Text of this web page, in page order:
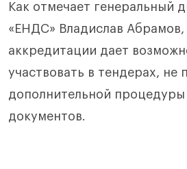
Как отмечает генеральный
«ЕНДС» Владислав Абрамов,
аккредитации дает
участвовать в тендерах, не
дополнительной
документов.